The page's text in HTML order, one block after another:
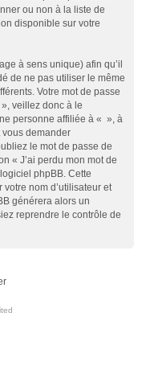
ou non à la liste de
disponible sur votre
à sens unique) afin qu’il
de ne pas utiliser le même
Votre mot de passe
veillez donc à le
personne affiliée à « », à
demander
le mot de passe de
« J’ai perdu mon mot de
phpBB. Cette
nom d’utilisateur et
générera alors un
reprendre le contrôle de